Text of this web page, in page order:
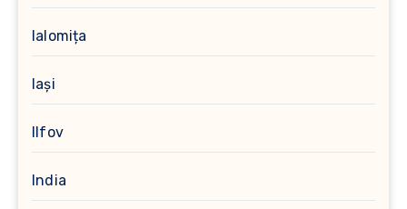
Ialomița
Iași
Ilfov
India